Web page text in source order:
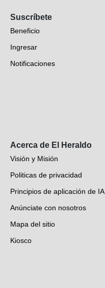
EH Verifica
Fotogalerías
Deportes
Videos
Suscríbete
Beneficio
Ingresar
Notificaciones
Acerca de El Heraldo
Visión y Misión
Politicas de privacidad
Principios de aplicación de IA
Anúnciate con nosotros
Mapa del sitio
Kiosco